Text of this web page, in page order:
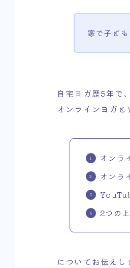
家で子ど
自宅ヨガ歴5年で、
オンラインヨガ
オンラ
オンラ
2つの
についてお伝えし